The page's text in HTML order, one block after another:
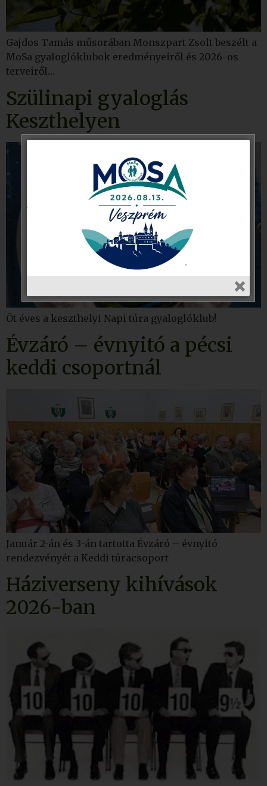
Gajdos Tamás műsorában Monszpart Zsolt beszélt a
MoSa gyaloglóklubok eredményeiről és 2026-os
terveiről…
Szülinapi gyaloglás
Keszthelyen
Öt éves a keszthelyi Napi túra gyaloglóklub!
Évzáró – évnyitó a pécsi
keddi csoportnál
Január 2-án és 3-án tartotta Évzáró – évnyitó
rendezvényét a Keddi túracsoport
Háziverseny kihívások
2026-ban